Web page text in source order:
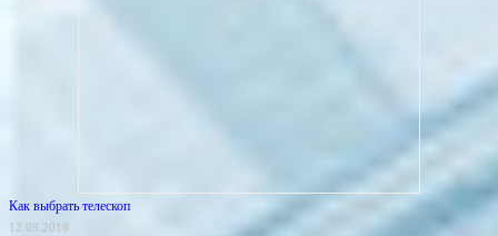
Как выбрать телескоп
12.09.2018